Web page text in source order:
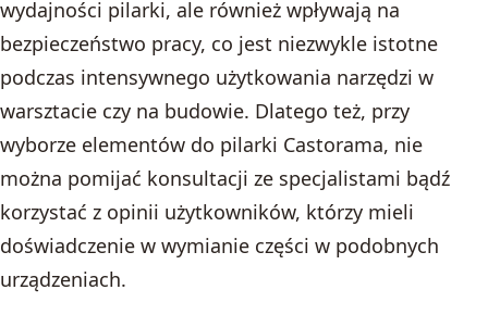
wydajności pilarki, ale również wpływają na
bezpieczeństwo pracy, co jest niezwykle istotne
podczas intensywnego użytkowania narzędzi w
warsztacie czy na budowie. Dlatego też, przy
wyborze elementów do pilarki Castorama, nie
można pomijać konsultacji ze specjalistami bądź
korzystać z opinii użytkowników, którzy mieli
doświadczenie w wymianie części w podobnych
urządzeniach.